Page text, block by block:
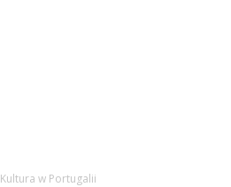
Kultura w Portugalii